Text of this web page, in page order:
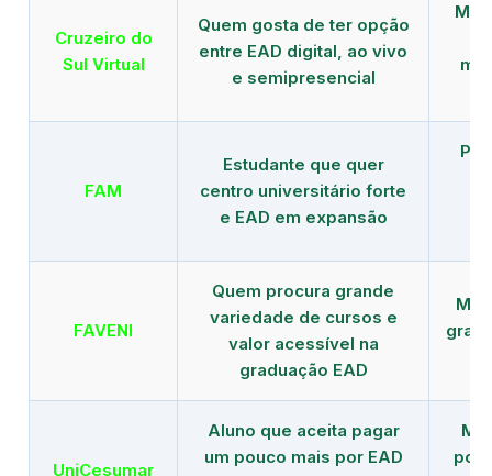
Cruzeiro do
Sul Virtual
Quem gosta de ter opção
entre EAD digital, ao vivo
e semipresencial
FAM
Estudante que quer
centro universitário forte
e EAD em expansão
FAVENI
Quem procura grande
variedade de cursos e
valor acessível na
graduação EAD
UniCesumar
Aluno que aceita pagar
um pouco mais por EAD